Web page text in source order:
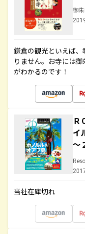
御
鎌倉の観光といえば
りません。お寺には
がわかるのです！
Ｒ
イ
～
当社在庫切れ